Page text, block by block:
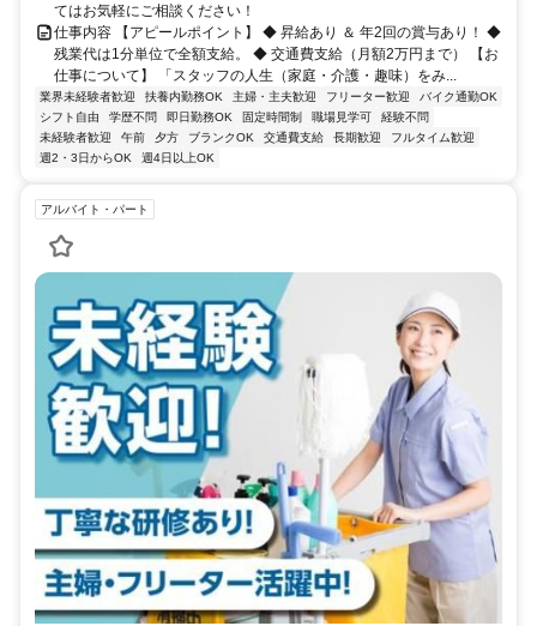
てはお気軽にご相談ください！
仕事内容 【アピールポイント】 ◆ 昇給あり ＆ 年2回の賞与あり！ ◆
残業代は1分単位で全額支給。 ◆ 交通費支給（月額2万円まで） 【お
仕事について】 「スタッフの人生（家庭・介護・趣味）をみ...
業界未経験者歓迎 扶養内勤務OK 主婦・主夫歓迎 フリーター歓迎
バイク通勤OK
シフト自由
学歴不問 即日勤務OK 固定時間制 職場見学可
経験不問
未経験者歓迎
午前 夕方 ブランクOK 交通費支給 長期歓迎
フルタイム歓迎
週2・3日からOK
週4日以上OK
アルバイト・パート